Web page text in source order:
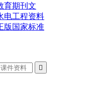
育期刊文
电工程资料
版国家标准
